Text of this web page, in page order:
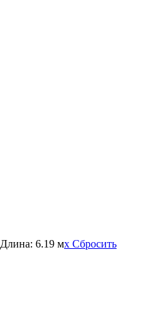
Длина: 6.19 мx Сбросить